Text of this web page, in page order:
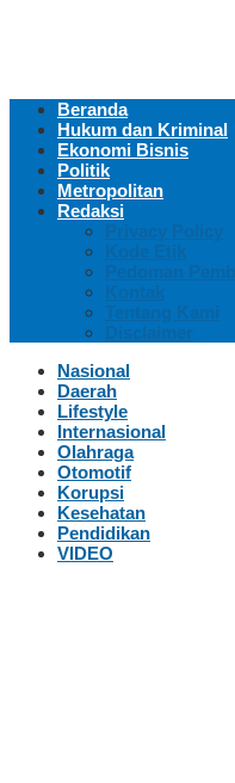
Beranda
Hukum dan Kriminal
Ekonomi Bisnis
Politik
Metropolitan
Redaksi
Privacy Policy
Kode Etik
Pedoman
Kontak
Tentang Kami
Disclaimer
Nasional
Daerah
Lifestyle
Internasional
Olahraga
Otomotif
Korupsi
Kesehatan
Pendidikan
VIDEO